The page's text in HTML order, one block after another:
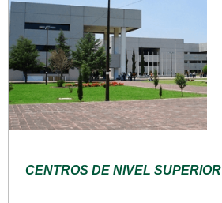
CENTROS DE NIVEL SUPERIOR